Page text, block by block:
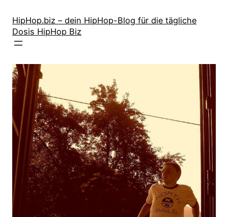
Inhalt
springen
HipHop.biz – dein HipHop-Blog für die tägliche
Dosis HipHop Biz